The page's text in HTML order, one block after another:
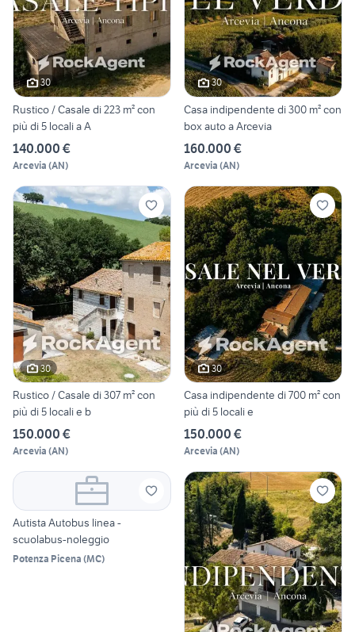
30
Rustico / Casale di 223 m² con
più di 5 locali a A
140.000 €
Arcevia (AN)
30
Casa indipendente di 300 m² con
box auto a Arcevia
160.000 €
Arcevia (AN)
30
Rustico / Casale di 307 m² con
più di 5 locali e b
150.000 €
Arcevia (AN)
30
Casa indipendente di 700 m² con
più di 5 locali e
150.000 €
Arcevia (AN)
Autista Autobus linea -
scuolabus-noleggio
Potenza Picena (MC)